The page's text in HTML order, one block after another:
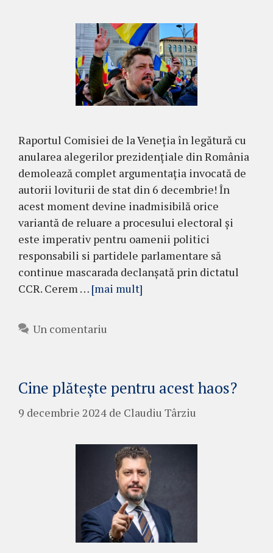
Raportul Comisiei de la Veneția în legătură cu
anularea alegerilor prezidențiale din România
demolează complet argumentația invocată de
autorii loviturii de stat din 6 decembrie! În
acest moment devine inadmisibilă orice
variantă de reluare a procesului electoral și
este imperativ pentru oamenii politici
responsabili si partidele parlamentare să
continue mascarada declanșată prin dictatul
CCR. Cerem … [mai mult]
Un comentariu
Cine plătește pentru acest haos?
9 decembrie 2024 de Claudiu Târziu